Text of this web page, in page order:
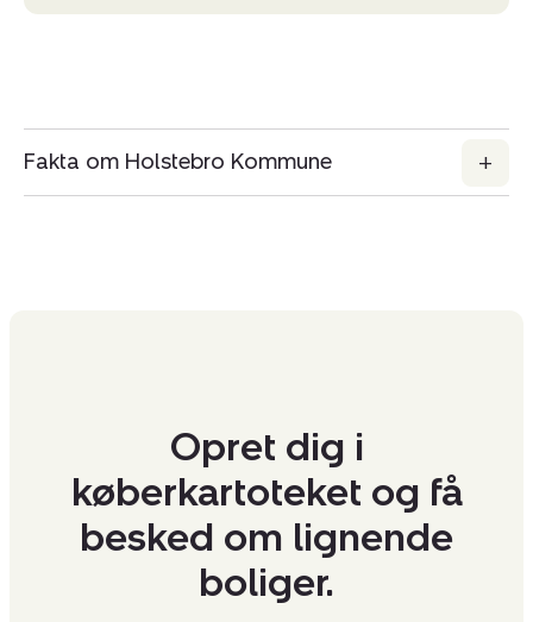
Fakta om Holstebro Kommune
Opret dig i
køberkartoteket og få
besked om lignende
boliger.